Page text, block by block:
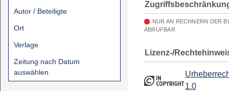
Autor / Beteiligte
Ort
Verlage
Zeitung nach Datum
auswählen
NUR AN RECHNERN DER
ABRUFBAR
Lizenz-/
1.0